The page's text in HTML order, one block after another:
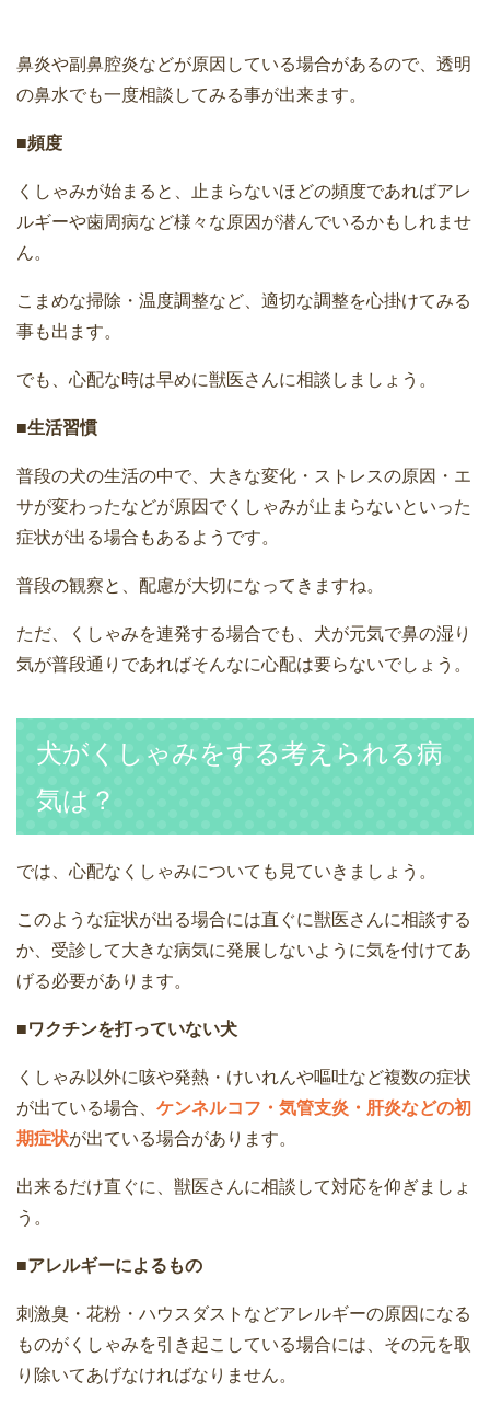
鼻炎や副鼻腔炎などが原因している場合があるので、透明
の鼻水でも一度相談してみる事が出来ます。
■頻度
くしゃみが始まると、止まらないほどの頻度であればアレ
ルギーや歯周病など様々な原因が潜んでいるかもしれませ
ん。
こまめな掃除・温度調整など、適切な調整を心掛けてみる
事も出ます。
でも、心配な時は早めに獣医さんに相談しましょう。
■生活習慣
普段の犬の生活の中で、大きな変化・ストレスの原因・エ
サが変わったなどが原因でくしゃみが止まらないといった
症状が出る場合もあるようです。
普段の観察と、配慮が大切になってきますね。
ただ、くしゃみを連発する場合でも、犬が元気で鼻の湿り
気が普段通りであればそんなに心配は要らないでしょう。
犬がくしゃみをする考えられる病
気は？
では、心配なくしゃみについても見ていきましょう。
このような症状が出る場合には直ぐに獣医さんに相談する
か、受診して大きな病気に発展しないように気を付けてあ
げる必要があります。
■ワクチンを打っていない犬
くしゃみ以外に咳や発熱・けいれんや嘔吐など複数の症状
が出ている場合、 ケンネルコフ・気管支炎・肝炎などの初
期症状が出ている場合があります。
出来るだけ直ぐに、獣医さんに相談して対応を仰ぎましょ
う。
■アレルギーによるもの
刺激臭・花粉・ハウスダストなどアレルギーの原因になる
ものがくしゃみを引き起こしている場合には、その元を取
り除いてあげなければなりません。